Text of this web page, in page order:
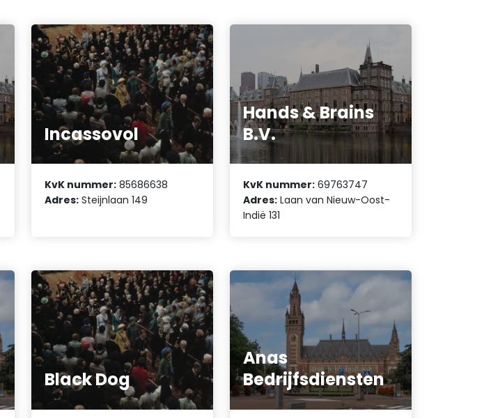
Incassovol
KvK nummer: 85686638
Adres: Steijnlaan 149
Hands & Brains
B.V.
KvK nummer: 69763747
Adres: Laan van Nieuw-Oost-
Indië 131
Black Dog
Anas
Bedrijfsdiensten